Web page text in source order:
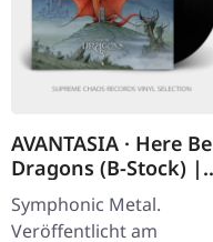
AVANTASIA · Here Be
Dragons (B-Stock) |
BLACK LP
Symphonic Metal.
Veröffentlicht am